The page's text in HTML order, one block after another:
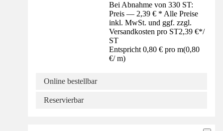
Bei Abnahme von 330 ST:
Preis — 2,39 € * Alle Preise
inkl. MwSt. und ggf. zzgl.
Versandkosten pro ST2,39 €*/
ST
Entspricht 0,80 € pro m(0,80
€/ m)
Online bestellbar
Reservierbar